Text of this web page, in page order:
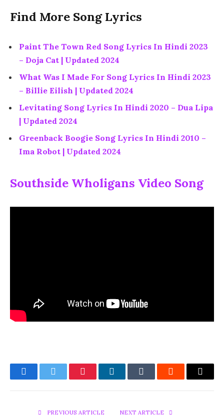
Find More Song Lyrics
Paint The Town Red Song Lyrics In Hindi 2023
– Doja Cat | Updated 2024
What Was I Made For Song Lyrics In Hindi 2023
– Billie Eilish | Updated 2024
Levitating Song Lyrics In Hindi 2020 – Dua Lipa
| Updated 2024
Greenback Boogie Song Lyrics In Hindi 2010 –
Ima Robot | Updated 2024
Southside Wholigans Video Song
FacebookTwitter PinterestLinkedInTumblr Reddit Email
PREVIOUS ARTICLE NEXT ARTICLE